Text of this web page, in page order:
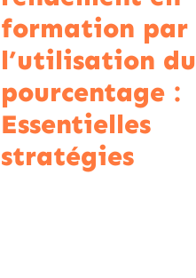
formation par
l’utilisation du
pourcentage :
Essentielles
stratégies